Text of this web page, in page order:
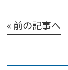
« 前の記事へ